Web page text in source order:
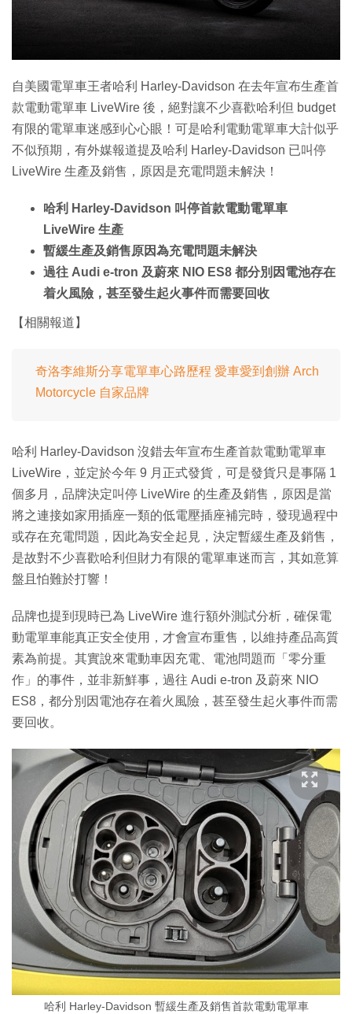
自美國電單車王者哈利 Harley-Davidson 在去年宣布生產首
款電動電單車 LiveWire 後，絕對讓不少喜歡哈利但 budget
有限的電單車迷感到心心眼！可是哈利電動電單車大計似乎
不似預期，有外媒報道提及哈利 Harley-Davidson 已叫停
LiveWire 生產及銷售，原因是充電問題未解決！
哈利 Harley-Davidson 叫停首款電動電單車
LiveWire 生產
暫緩生產及銷售原因為充電問題未解決
過往 Audi e-tron 及蔚來 NIO ES8 都分別因電池存在
着火風險，甚至發生起火事件而需要回收
【相關報道】
奇洛李維斯分享電單車心路歷程 愛車愛到創辦 Arch
Motorcycle 自家品牌
哈利 Harley-Davidson 沒錯去年宣布生產首款電動電單車
LiveWire，並定於今年 9 月正式發貨，可是發貨只是事隔 1
個多月，品牌決定叫停 LiveWire 的生產及銷售，原因是當
將之連接如家用插座一類的低電壓插座補完時，發現過程中
或存在充電問題，因此為安全起見，決定暫緩生產及銷售，
是故對不少喜歡哈利但財力有限的電單車迷而言，其如意算
盤且怕難於打響！
品牌也提到現時已為 LiveWire 進行額外測試分析，確保電
動電單車能真正安全使用，才會宣布重售，以維持產品高質
素為前提。其實說來電動車因充電、電池問題而「零分重
作」的事件，並非新鮮事，過往 Audi e-tron 及蔚來 NIO
ES8，都分別因電池存在着火風險，甚至發生起火事件而需
要回收。
哈利 Harley-Davidson 暫緩生產及銷售首款電動電單車